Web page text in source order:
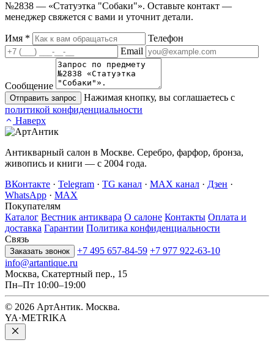
№2838 — «Статуэтка "Собаки"». Оставьте контакт —
менеджер свяжется с вами и уточнит детали.
Имя *
Телефон
Email
Сообщение
Отправить запрос
Нажимая кнопку, вы соглашаетесь с
политикой конфиденциальности
Наверх
Антикварный салон в Москве. Серебро, фарфор, бронза,
живопись и книги — с 2004 года.
ВКонтакте · Telegram · TG канал · MAX канал · Дзен ·
WhatsApp · MAX
Покупателям
Каталог Вестник антиквара О салоне Контакты Оплата и
доставка Гарантии Политика конфиденциальности
Связь
Заказать звонок +7 495 657-84-59 +7 977 922-63-10
info@artantique.ru
Москва, Скатертный пер., 15
Пн–Пт 10:00–19:00
© 2026 АртАнтик. Москва.
YA·METRIKA